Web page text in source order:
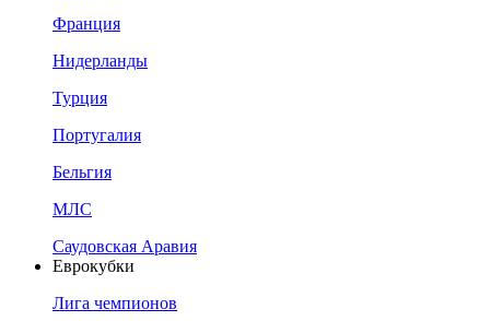
Франция
Нидерланды
Турция
Португалия
Бельгия
МЛС
Саудовская Аравия
Еврокубки
Лига чемпионов